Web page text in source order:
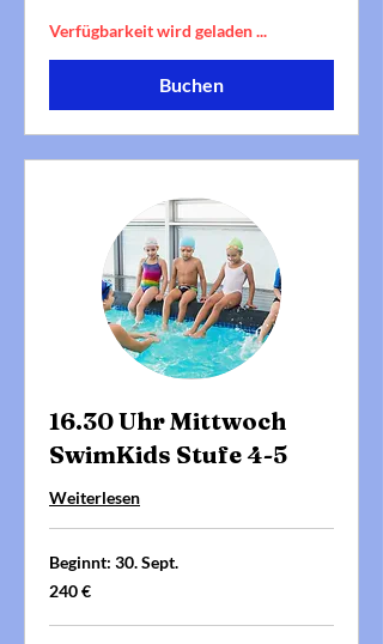
Verfügbarkeit wird geladen ...
Buchen
16.30 Uhr Mittwoch
SwimKids Stufe 4-5
Weiterlesen
Beginnt: 30. Sept.
240
Euro
240 €